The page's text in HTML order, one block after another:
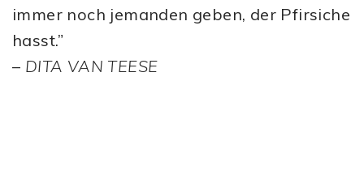
immer noch jemanden geben, der Pfirsiche
hasst.”
– DITA VAN TEESE